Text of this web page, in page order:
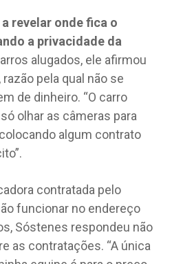
revelar onde fica o
a privacidade da
alugados, ele afirmou
pela qual não se
de dinheiro. “O carro
olhar as câmeras para
algum contrato
contratada pelo
funcionar no endereço
Sóstenes respondeu não
as contratações. “A única